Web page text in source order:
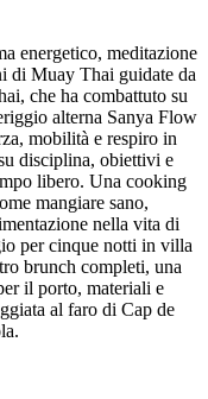
energetico, meditazione
di Muay Thai guidate da
che ha combattuto su
alterna Sanya Flow
mobilità e respiro in
disciplina, obiettivi e
libero. Una cooking
mangiare sano,
nella vita di
per cinque notti in villa
brunch completi, una
il porto, materiali e
al faro di Cap de